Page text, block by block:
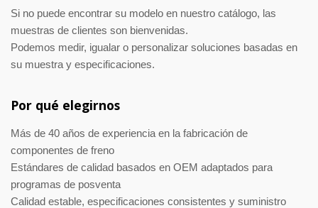
Si no puede encontrar su modelo en nuestro catálogo, las
muestras de clientes son bienvenidas.
Podemos medir, igualar o personalizar soluciones basadas en
su muestra y especificaciones.
Por qué elegirnos
Más de 40 años de experiencia en la fabricación de
componentes de freno
Estándares de calidad basados en OEM adaptados para
programas de posventa
Calidad estable, especificaciones consistentes y suministro